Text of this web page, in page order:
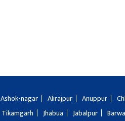
Ashok-nagar Alirajpur Anuppur
Tikamgarh Jhabua Jabalpur